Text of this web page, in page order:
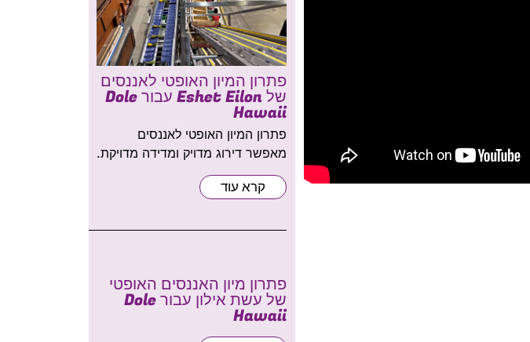
פתרון המיון האופטי לאננסים
של Eshet Eilon עבור Dole
Hawaii
פתרון המיון האופטי לאננסים
מאפשר דירוג מדויק ומדידה מדויקת.
קרא עוד
פתרון מיון האננסים האופטי
של עשת אילון עבור Dole
Hawaii